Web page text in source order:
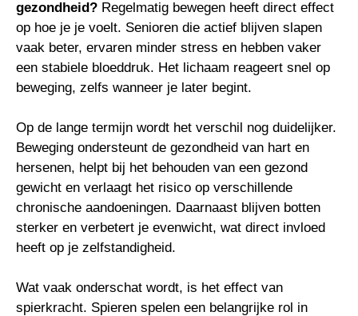
gezondheid? Regelmatig bewegen heeft direct effect
op hoe je je voelt. Senioren die actief blijven slapen
vaak beter, ervaren minder stress en hebben vaker
een stabiele bloeddruk. Het lichaam reageert snel op
beweging, zelfs wanneer je later begint.
Op de lange termijn wordt het verschil nog duidelijker.
Beweging ondersteunt de gezondheid van hart en
hersenen, helpt bij het behouden van een gezond
gewicht en verlaagt het risico op verschillende
chronische aandoeningen. Daarnaast blijven botten
sterker en verbetert je evenwicht, wat direct invloed
heeft op je zelfstandigheid.
Wat vaak onderschat wordt, is het effect van
spierkracht. Spieren spelen een belangrijke rol in